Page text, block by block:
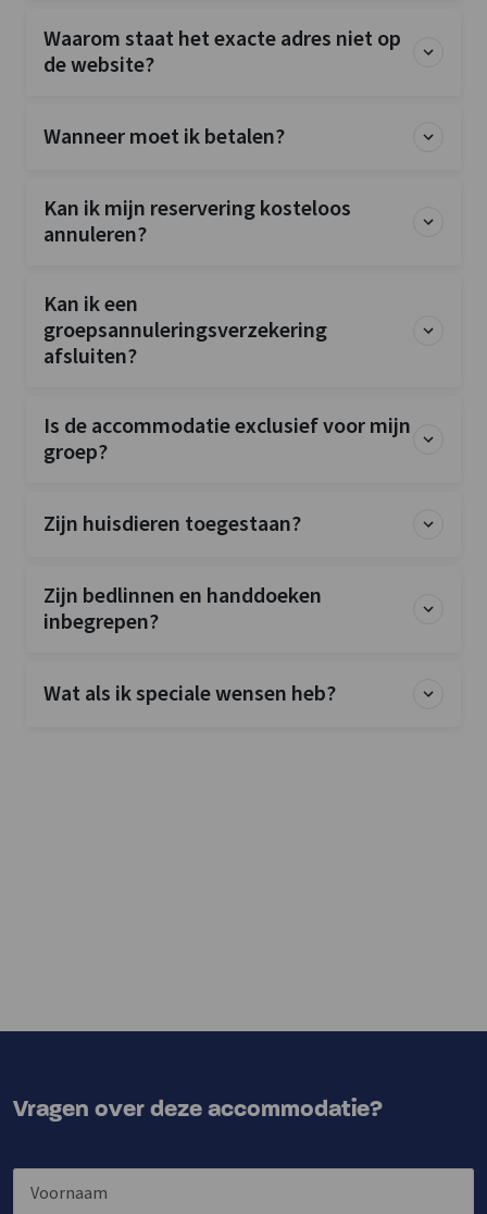
Waarom staat het exacte adres niet op
de website?
Wanneer moet ik betalen?
Kan ik mijn reservering kosteloos
annuleren?
Kan ik een
groepsannuleringsverzekering
afsluiten?
Is de accommodatie exclusief voor mijn
groep?
Zijn huisdieren toegestaan?
Zijn bedlinnen en handdoeken
inbegrepen?
Wat als ik speciale wensen heb?
Vragen over deze accommodatie?